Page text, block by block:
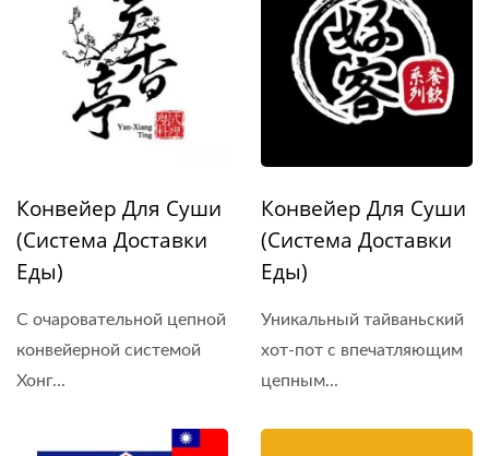
Конвейер Для Суши
(Система Доставки
Еды)
С очаровательной цепной
конвейерной системой
Хонг...
Конвейер Для Суши
(Система Доставки
Еды)
Уникальный тайваньский
хот-пот с впечатляющим
цепным...